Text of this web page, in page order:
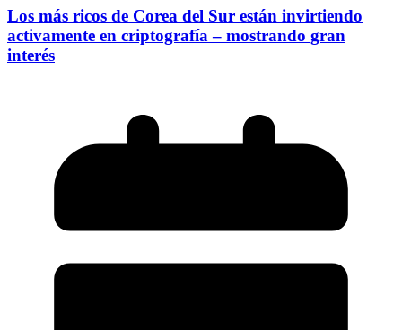
Los más ricos de Corea del Sur están invirtiendo
activamente en criptografía – mostrando gran
interés